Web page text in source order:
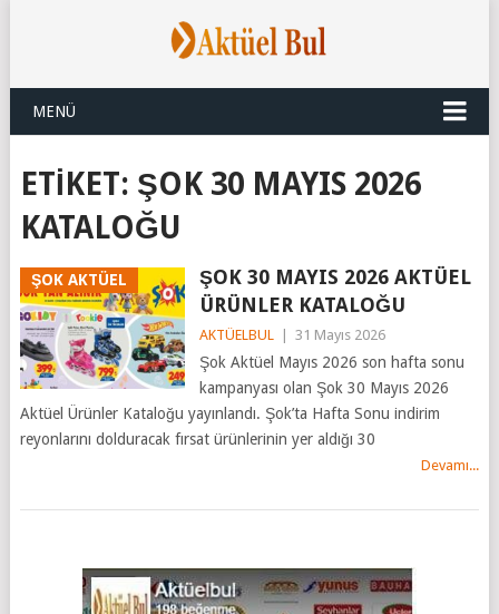
MENÜ
ETIKET: ŞOK 30 MAYIS 2026
KATALOĞU
ŞOK AKTÜEL
ŞOK 30 MAYIS 2026 AKTÜEL
ÜRÜNLER KATALOĞU
AKTÜELBUL 31 Mayıs 2026
Şok Aktüel Mayıs 2026 son hafta sonu
kampanyası olan Şok 30 Mayıs 2026
Aktüel Ürünler Kataloğu yayınlandı. Şok’ta Hafta Sonu indirim
reyonlarını dolduracak fırsat ürünlerinin yer aldığı 30
Devamı...
NAVIGATION